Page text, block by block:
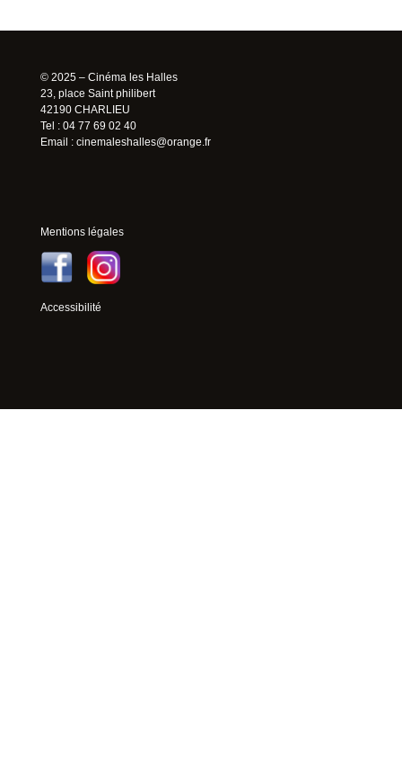
© 2025 – Cinéma les Halles
23, place Saint philibert
42190 CHARLIEU
Tel : 04 77 69 02 40
Email : cinemaleshalles@orange.fr
Mentions légales
Accessibilité